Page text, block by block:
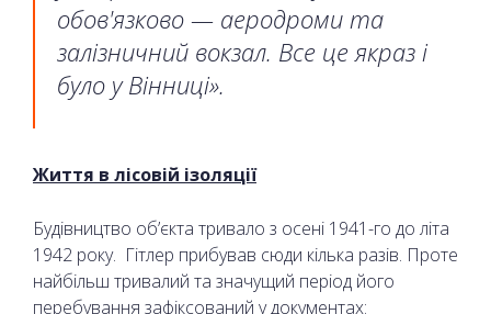
обов'язково — аеродроми та
залізничний вокзал. Все це якраз і
було у Вінниці».
Життя в лісовій ізоляції
Будівництво об’єкта тривало з осені 1941-го до літа
1942 року. Гітлер прибував сюди кілька разів. Проте
найбільш тривалий та значущий період його
перебування зафіксований у документах: